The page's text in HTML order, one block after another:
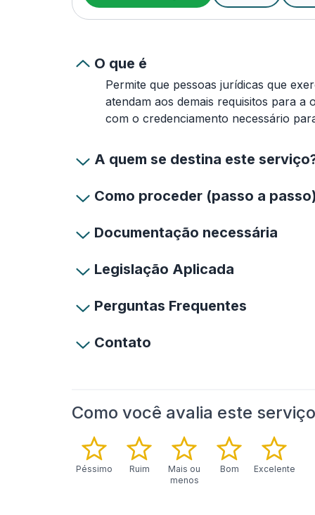
O que é
Permite que pessoas jurídicas que
atendam aos demais requisitos para
com o credenciamento necessário
A quem se destina este
Como proceder (passo a
Documentação necessária
Legislação Aplicada
Perguntas Frequentes
Contato
Como você avalia este
Péssimo Ruim
Mais ou
menos
Bom Excelente